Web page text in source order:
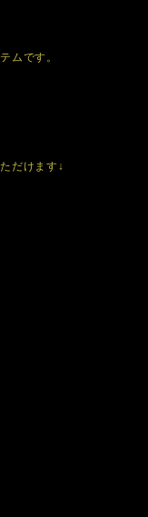
ムです。
だけます↓